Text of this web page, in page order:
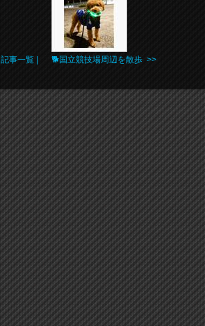
| 記事一覧 | 🐕️国立競技場周辺を散歩 >>